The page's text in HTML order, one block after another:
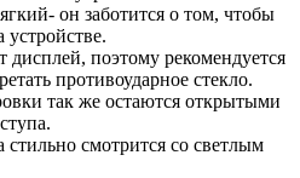
он заботится о том, чтобы
устройстве.
дисплей, поэтому рекомендуется
противоударное стекло.
так же остаются открытыми
стильно смотрится со светлым